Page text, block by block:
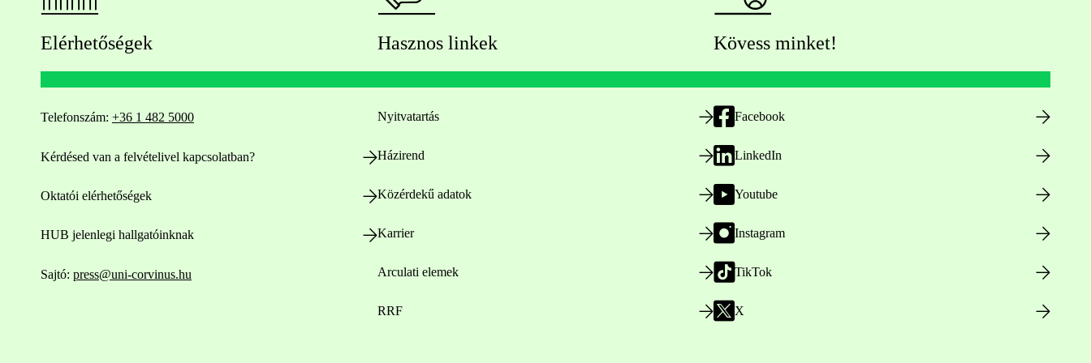
Elérhetőségek
Telefonszám: +36 1 482 5000
Kérdésed van a felvételivel kapcsolatban?
Oktatói elérhetőségek
HUB jelenlegi hallgatóinknak
Sajtó: press@uni-corvinus.hu
Hasznos linkek
Nyitvatartás
Házirend
Közérdekű adatok
Karrier
Arculati elemek
RRF
Kövess minket!
Facebook
LinkedIn
Youtube
Instagram
TikTok
X